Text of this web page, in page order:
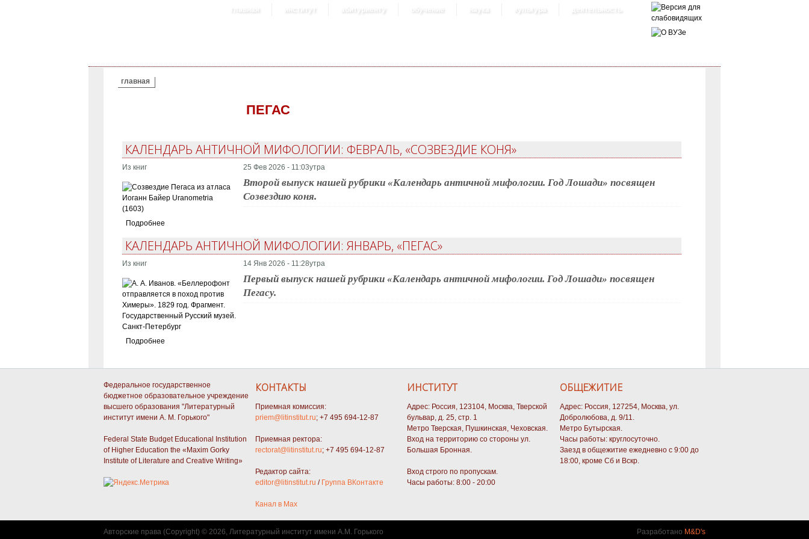
главная институт абитуриенту обучение наука культура деятельность
ВЫ ЗДЕСЬ
главная
ПЕГАС
КАЛЕНДАРЬ АНТИЧНОЙ МИФОЛОГИИ: ФЕВРАЛЬ, «СОЗВЕЗДИЕ КОНЯ»
Из книг 25 Фев 2026 - 11:03утра
Второй выпуск нашей рубрики «Календарь античной мифологии. Год Лошади» посвящен
Созвездию коня.
Подробнее
КАЛЕНДАРЬ АНТИЧНОЙ МИФОЛОГИИ: ЯНВАРЬ, «ПЕГАС»
Из книг 14 Янв 2026 - 11:28утра
Первый выпуск нашей рубрики «Календарь античной мифологии. Год Лошади» посвящен
Пегасу.
Подробнее
Федеральное государственное
бюджетное образовательное учреждение
высшего образования "Литературный
институт имени А. М. Горького"
Federal State Budget Educational Institution
of Higher Education the «Maxim Gorky
Institute of Literature and Creative Writing»
КОНТАКТЫ
Приемная комиссия:
priem@litinstitut.ru; +7 495 694-12-87
Приемная ректора:
rectorat@litinstitut.ru; +7 495 694-12-87
Редактор сайта:
editor@litinstitut.ru / Группа ВКонтакте
Канал в Max
ИНСТИТУТ
Адрес: Россия, 123104, Москва, Тверской
бульвар, д. 25, стр. 1
Метро Тверская, Пушкинская, Чеховская.
Вход на территорию со стороны ул.
Большая Бронная.
Вход строго по пропускам.
Часы работы: 8:00 - 20:00
ОБЩЕЖИТИЕ
Адрес: Россия, 127254, Москва, ул.
Добролюбова, д. 9/11.
Метро Бутырская.
Часы работы: круглосуточно.
Заезд в общежитие ежедневно с 9:00 до
18:00, кроме Сб и Вскр.
Авторские права (Copyright) © 2026, Литературный институт имени А.М. Горького Разработано M&D's